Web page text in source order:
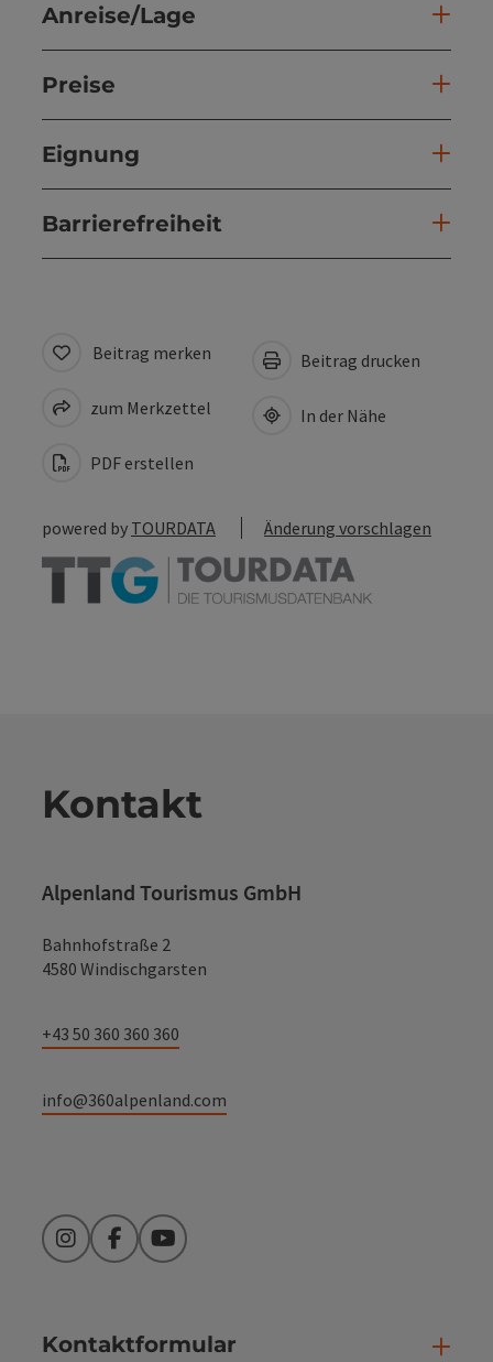
Anreise/Lage
Preise
Eignung
Barrierefreiheit
Beitrag merken
zum Merkzettel
PDF erstellen
Beitrag drucken
In der Nähe
powered by TOURDATA Änderung vorschlagen
Kontakt
Alpenland Tourismus GmbH
Bahnhofstraße 2
4580 Windischgarsten
+43 50 360 360 360
info@360alpenland.com
InstagramFacebookYouTube
Kontaktformular